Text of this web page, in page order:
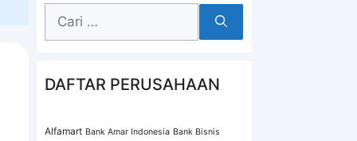
Cari
DAFTAR PERUSAHAAN
Alfamart Bank Amar Indonesia Bank Bisnis